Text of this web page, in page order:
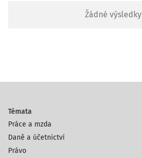
Žádné výsledky
Témata
Práce a mzda
Daně a účetnictví
Právo